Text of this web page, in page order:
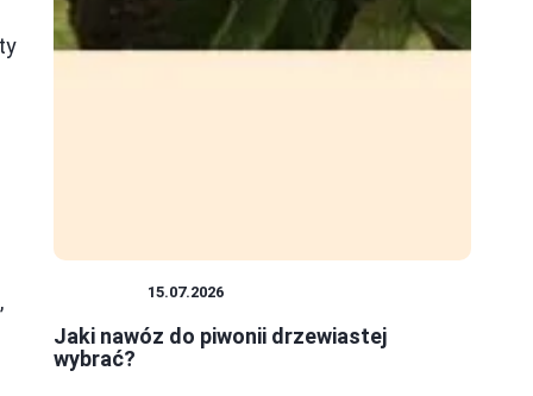
15.07.2026
Jaki nawóz do piwonii drzewiastej
wybrać?